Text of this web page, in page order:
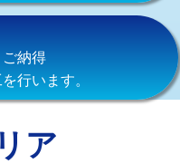
16,500円
3,300円
5,500円
納得
行います。
ア